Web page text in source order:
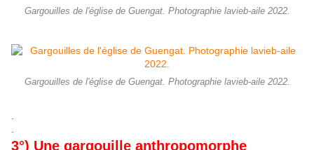
Gargouilles de l'église de Guengat. Photographie lavieb-aile 2022.
Gargouilles de l'église de Guengat. Photographie lavieb-aile 2022.
3°) Une gargouille anthropomorphe